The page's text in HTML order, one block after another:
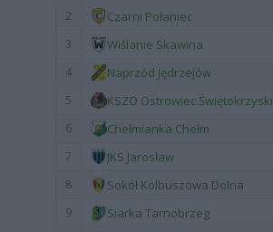
2 Czarni Połaniec
3 Wiślanie Skawina
4 Naprzód Jędrzejów
5 KSZO Ostrowiec Świętokrzyski
6 Chełmianka Chełm
7 JKS Jarosław
8 Sokół Kolbuszowa Dolna
9 Siarka Tarnobrzeg